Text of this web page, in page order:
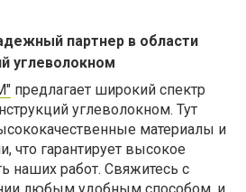
партнер в области
углеволокном
предлагает широкий спектр
углеволокном. Тут
материалы и
что гарантирует высокое
наших работ. Свяжитесь с
любым удобным способом, и